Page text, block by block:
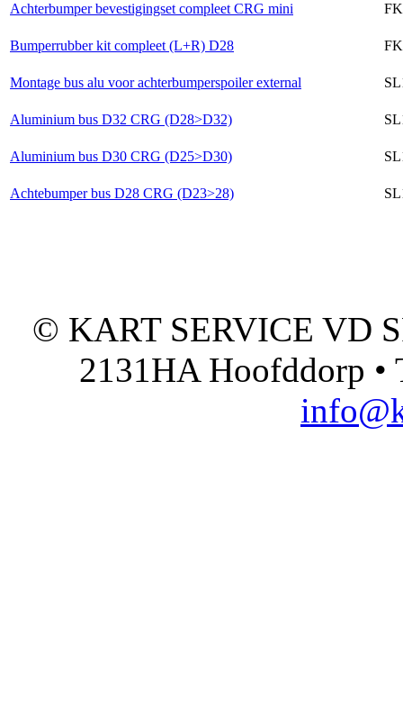
Achterbumper bevestigingset compleet CRG mini
Bumperrubber kit compleet (L+R) D28
Montage bus alu voor achterbumperspoiler external
Aluminium bus D32 CRG (D28>D32)
Aluminium bus D30 CRG (D25>D30)
Achtebumper bus D28 CRG (D23>28)
© KART SERVICE VD
2131HA Hoofddorp •